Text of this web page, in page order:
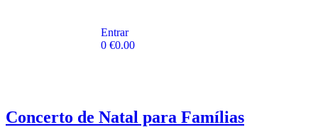
Entrar
0 €0.00
Concerto de Natal para Famílias